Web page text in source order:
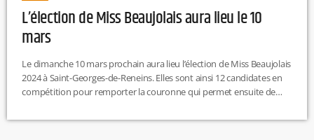
L’élection de Miss Beaujolais aura lieu le 10
mars
Le dimanche 10 mars prochain aura lieu l’élection de Miss Beaujolais
2024 à Saint-Georges-de-Reneins. Elles sont ainsi 12 candidates en
compétition pour remporter la couronne qui permet ensuite de
Miss France. Voici le nom des 12 candidates : Manon Briand Clara